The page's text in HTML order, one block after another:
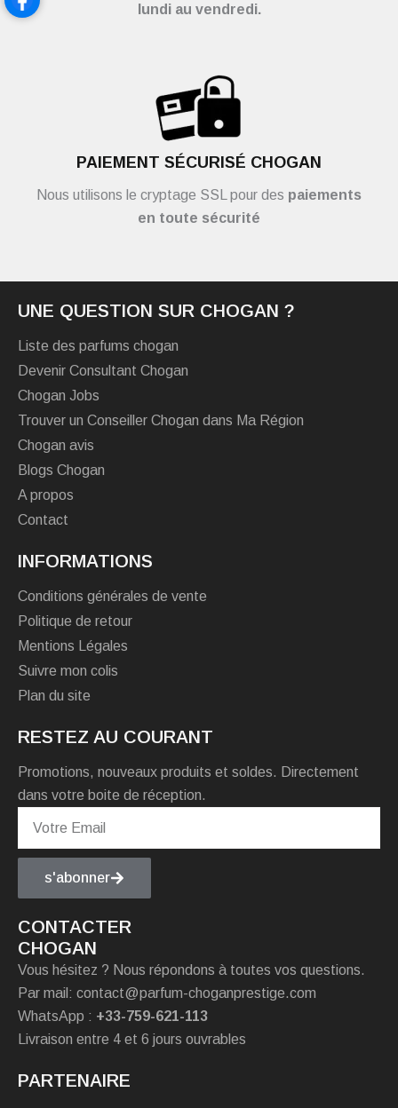
lundi au vendredi.
PAIEMENT SÉCURISÉ CHOGAN
Nous utilisons le cryptage SSL pour des paiements
en toute sécurité
UNE QUESTION SUR CHOGAN ?
Liste des parfums chogan
Devenir Consultant Chogan
Chogan Jobs
Trouver un Conseiller Chogan dans Ma Région
Chogan avis
Blogs Chogan
A propos
Contact
INFORMATIONS
Conditions générales de vente
Politique de retour
Mentions Légales
Suivre mon colis
Plan du site
RESTEZ AU COURANT
Promotions, nouveaux produits et soldes. Directement
dans votre boite de réception.
s'abonner
CONTACTER
CHOGAN
Vous hésitez ? Nous répondons à toutes vos questions.
Par mail: contact@parfum-choganprestige.com
WhatsApp : +33-759-621-113
Livraison entre 4 et 6 jours ouvrables
PARTENAIRE